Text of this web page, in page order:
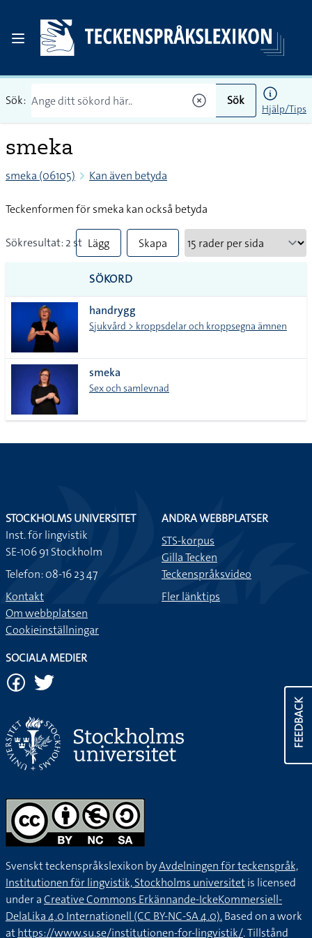
Sök: Sök
Hjälp/Tips
smeka
smeka (06105) Kan även betyda
Teckenformen för smeka kan också betyda
Sökresultat: 2 st Lägg
till
alla i
lista
Skapa
SÖKORD
handrygg
Sjukvård > kroppsdelar och kroppsegna ämnen
smeka
Sex och samlevnad
FEEDBACK
STOCKHOLMS UNIVERSITET
Inst. för lingvistik
SE-106 91 Stockholm
Telefon: 08-16 23 47
Kontakt
Om webbplatsen
Cookieinställningar
ANDRA WEBBPLATSER
STS-korpus
Gilla Tecken
Teckenspråksvideo
Fler länktips
SOCIALA MEDIER
Svenskt teckenspråkslexikon byAvdelningen för teckenspråk,
Institutionen för lingvistik, Stockholms universitetis licensed
under aCreative Commons Erkännande-IckeKommersiell-
DelaLika 4.0 Internationell (CC BY-NC-SA 4.0).Based on a work
athttps://www.su.se/institutionen-for-lingvistik/. Tillstånd